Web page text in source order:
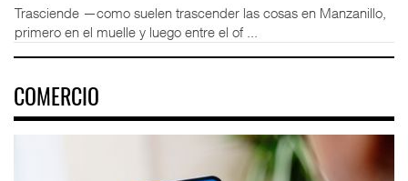
Trasciende —como suelen trascender las cosas en Manzanillo,
primero en el muelle y luego entre el of ...
COMERCIO